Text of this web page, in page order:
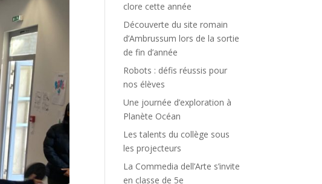
clore cette année
Découverte du site romain
d’Ambrussum lors de la sortie
de fin d’année
Robots : défis réussis pour
nos élèves
Une journée d’exploration à
Planète Océan
Les talents du collège sous
les projecteurs
La Commedia dell’Arte s’invite
en classe de 5e